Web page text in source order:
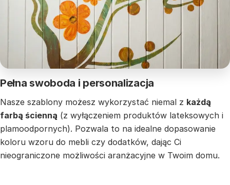
Pełna swoboda i personalizacja
Nasze szablony możesz wykorzystać niemal z każdą
farbą ścienną (z wyłączeniem produktów lateksowych i
plamoodpornych). Pozwala to na idealne dopasowanie
koloru wzoru do mebli czy dodatków, dając Ci
nieograniczone możliwości aranżacyjne w Twoim domu.